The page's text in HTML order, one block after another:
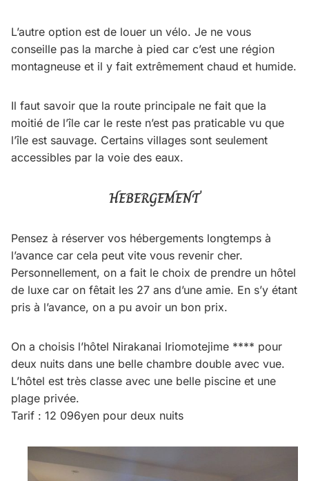
L’autre option est de louer un vélo. Je ne vous
conseille pas la marche à pied car c’est une région
montagneuse et il y fait extrêmement chaud et humide.
Il faut savoir que la route principale ne fait que la
moitié de l’île car le reste n’est pas praticable vu que
l’île est sauvage. Certains villages sont seulement
accessibles par la voie des eaux.
HEBERGEMENT
Pensez à réserver vos hébergements longtemps à
l’avance car cela peut vite vous revenir cher.
Personnellement, on a fait le choix de prendre un hôtel
de luxe car on fêtait les 27 ans d’une amie. En s’y étant
pris à l’avance, on a pu avoir un bon prix.
On a choisis l’hôtel Nirakanai Iriomotejime **** pour
deux nuits dans une belle chambre double avec vue.
L’hôtel est très classe avec une belle piscine et une
plage privée.
Tarif : 12 096yen pour deux nuits